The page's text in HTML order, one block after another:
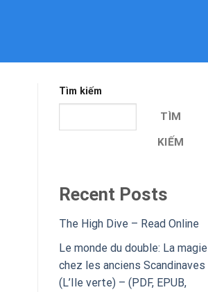
Tìm kiếm
TÌM
KIẾM
Recent Posts
The High Dive – Read Online
Le monde du double: La magie
chez les anciens Scandinaves
(L’Ile verte) – (PDF, EPUB,